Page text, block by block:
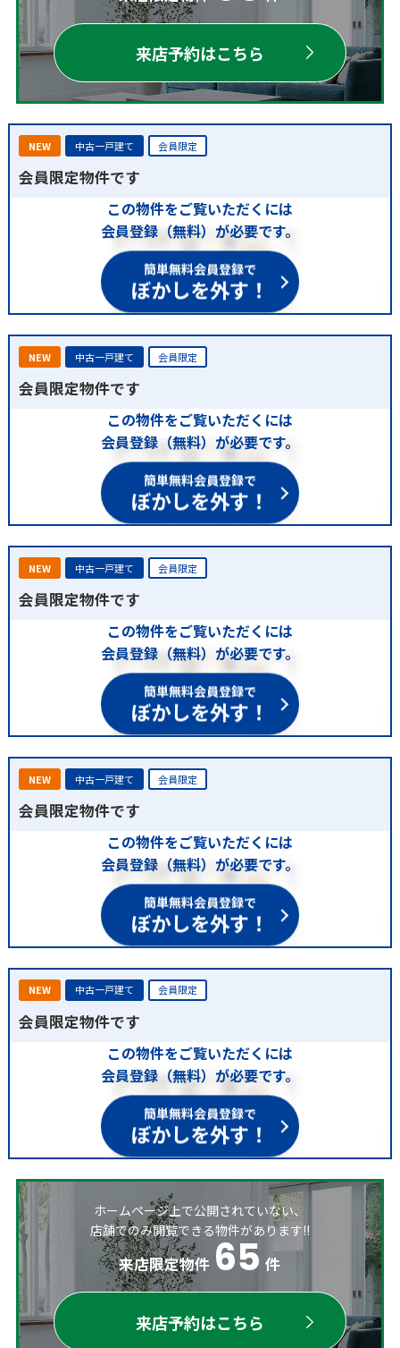
来店予約はこちら
NEW 中古一戸建て 会員限定
会員限定物件です
この物件をご覧いただくには
会員登録（無料）が必要です。
簡単無料会員登録で
ぼかしを外す！
NEW 中古一戸建て 会員限定
会員限定物件です
この物件をご覧いただくには
会員登録（無料）が必要です。
簡単無料会員登録で
ぼかしを外す！
NEW 中古一戸建て 会員限定
会員限定物件です
この物件をご覧いただくには
会員登録（無料）が必要です。
簡単無料会員登録で
ぼかしを外す！
NEW 中古一戸建て 会員限定
会員限定物件です
この物件をご覧いただくには
会員登録（無料）が必要です。
簡単無料会員登録で
ぼかしを外す！
NEW 中古一戸建て 会員限定
会員限定物件です
この物件をご覧いただくには
会員登録（無料）が必要です。
簡単無料会員登録で
ぼかしを外す！
ホームページ上で公開されていない、
店舗でのみ閲覧できる物件があります!!
来店限定物件 65 件
来店予約はこちら